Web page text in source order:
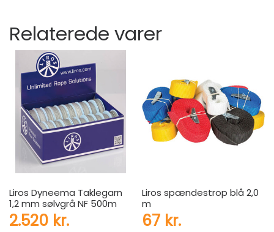
Relaterede varer
Liros Dyneema Taklegarn
1,2 mm sølvgrå NF 500m
2.520 kr.
Liros spændestrop blå 2,0
m
67 kr.